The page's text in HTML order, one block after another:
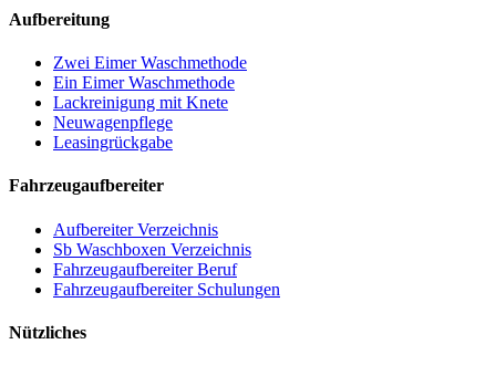
Aufbereitung
Zwei Eimer Waschmethode
Ein Eimer Waschmethode
Lackreinigung mit Knete
Neuwagenpflege
Leasingrückgabe
Fahrzeugaufbereiter
Aufbereiter Verzeichnis
Sb Waschboxen Verzeichnis
Fahrzeugaufbereiter Beruf
Fahrzeugaufbereiter Schulungen
Nützliches